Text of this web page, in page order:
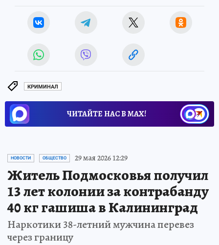
КРИМИНАЛ
ЧИТАЙТЕ НАС В МАХ!
НОВОСТИ ОБЩЕСТВО 29 мая 2026 12:29
Житель Подмосковья получил
13 лет колонии за контрабанду
40 кг гашиша в Калининград
Наркотики 38-летний мужчина перевез
через границу